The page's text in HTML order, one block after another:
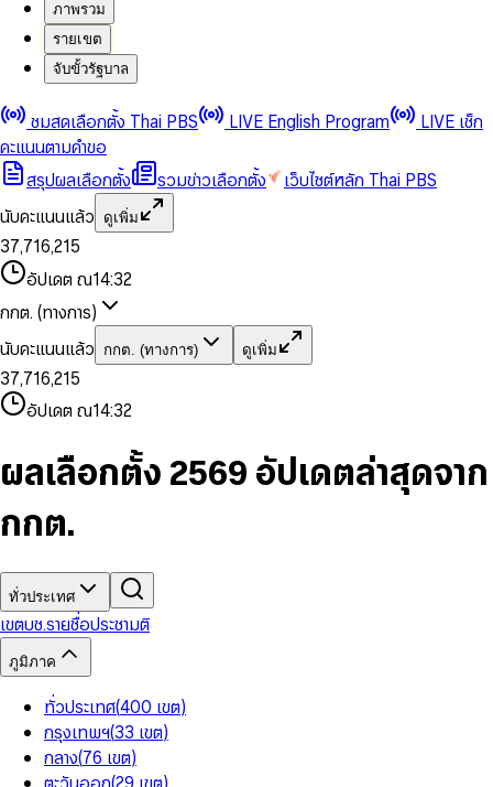
ภาพรวม
รายเขต
จับขั้วรัฐบาล
ชมสดเลือกตั้ง Thai PBS LIVE English Program
LIVE เช็ก
คะแนนตามคำขอ
สรุปผลเลือกตั้ง
รวมข่าวเลือกตั้ง
เว็บไซต์หลัก Thai PBS
นับคะแนนแล้ว
ดูเพิ่ม
0
1
2
3
4
5
6
8
9
0
1
2
3
4
5
6
7
8
9
,
0
1
2
4
6
7
8
9
0
1
2
3
4
5
6
7
8
9
0
1
3
5
6
7
8
9
,
1
2
4
5
7
8
9
0
1
3
4
6
7
8
9
0
2
3
4
5
7
8
อัปเดต ณ14:32
กกต. (ทางการ)
นับคะแนนแล้ว
กกต. (ทางการ) ดูเพิ่ม
0
1
2
3
4
5
7
8
0
1
2
4
5
6
7
8
9
,
0
1
2
4
6
7
8
9
0
1
2
3
5
6
8
9
0
1
3
5
6
7
8
,
1
2
4
6
7
9
0
1
3
5
6
8
9
0
2
3
4
5
7
9
อัปเดต ณ14:32
ผลเลือกตั้ง 2569 อัปเดตล่าสุดจาก
กกต.
ทั่วประเทศ
เขตบช.รายชื่อประชามติ
ภูมิภาค
ทั่วประเทศ(400 เขต)
กรุงเทพฯ(33 เขต)
กลาง(76 เขต)